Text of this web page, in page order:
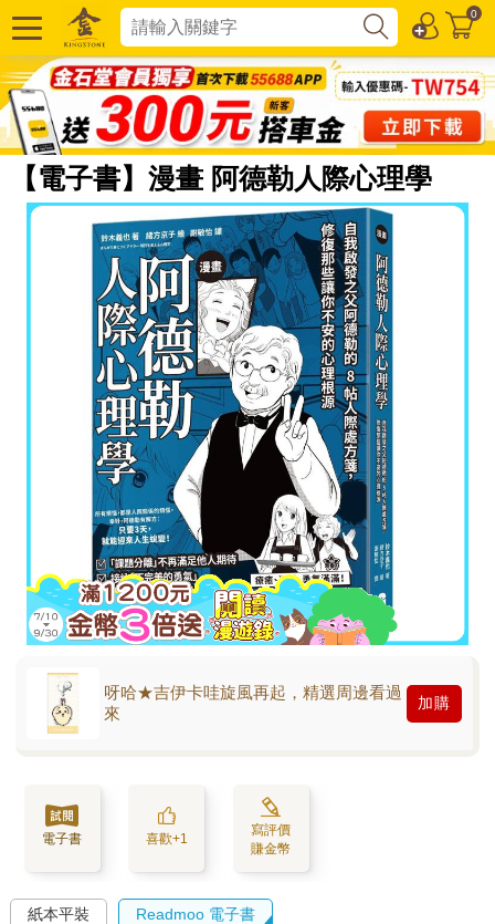
0
【電子書】漫畫 阿德勒人際心理學
呀哈★吉伊卡哇旋風再起，精選周邊看過
來
加購
電子書 喜歡+1
寫評價
賺金幣
紙本平裝 Readmoo 電子書